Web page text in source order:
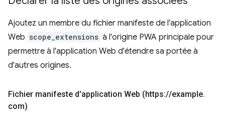
Ajoutez un membre du fichier manifeste de l'application
Web scope_extensions à l'origine PWA principale pour
permettre à l'application Web d'étendre sa portée à
d'autres origines.
Fichier manifeste d'application Web (https://example.
com)